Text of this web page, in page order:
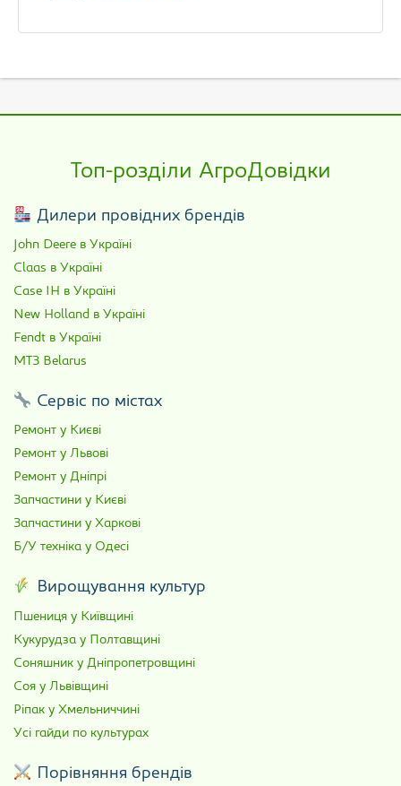
Топ-розділи АгроДовідки
Дилери провідних брендів
John Deere в Україні
Claas в Україні
Case IH в Україні
New Holland в Україні
Fendt в Україні
МТЗ Belarus
Сервіс по містах
Ремонт у Києві
Ремонт у Львові
Ремонт у Дніпрі
Запчастини у Києві
Запчастини у Харкові
Б/У техніка у Одесі
Вирощування культур
Пшениця у Київщині
Кукурудза у Полтавщині
Соняшник у Дніпропетровщині
Соя у Львівщині
Ріпак у Хмельниччині
Усі гайди по культурах
Порівняння брендів